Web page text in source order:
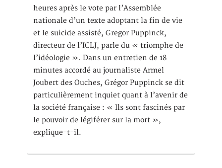
heures après le vote par l’Assemblée
nationale d’un texte adoptant la fin de vie
et le suicide assisté, Gregor Puppinck,
directeur de l’ICLJ, parle du « triomphe de
l’idéologie ». Dans un entretien de 18
minutes accordé au journaliste Armel
Joubert des Ouches, Grégor Puppinck se dit
particulièrement inquiet quant à l’avenir de
la société française : « Ils sont fascinés par
le pouvoir de légiférer sur la mort »,
explique-t-il.